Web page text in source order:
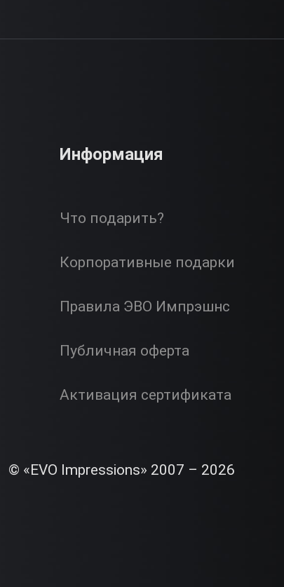
Информация
Что подарить?
Корпоративные подарки
Правила ЭВО Импрэшнс
Публичная оферта
Активация сертификата
© «EVO Impressions» 2007 – 2026